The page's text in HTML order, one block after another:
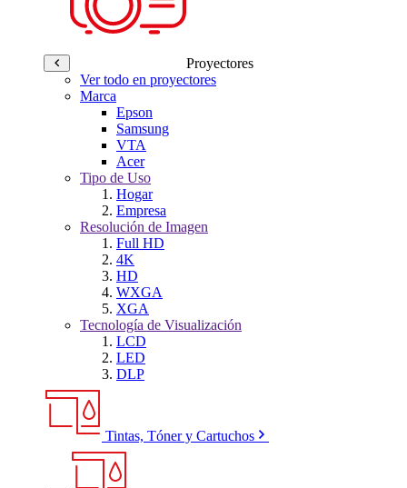
Proyectores
Ver todo en proyectores
Marca
Epson
Samsung
VTA
Acer
Tipo de Uso
Hogar
Empresa
Resolución de Imagen
Full HD
4K
HD
WXGA
XGA
Tecnología de Visualización
LCD
LED
DLP
Tintas, Tóner y Cartuchos